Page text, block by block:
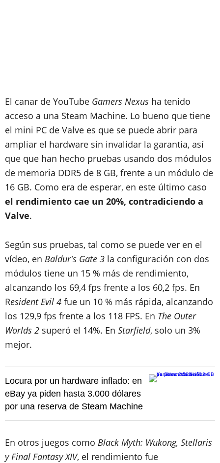
El canar de YouTube Gamers Nexus ha tenido
acceso a una Steam Machine. Lo bueno que tiene
el mini PC de Valve es que se puede abrir para
ampliar el hardware sin invalidar la garantía, así
que que han hecho pruebas usando dos módulos
de memoria DDR5 de 8 GB, frente a un módulo de
16 GB. Como era de esperar, en este último caso
el rendimiento cae un 20%, contradiciendo a
Valve.
Según sus pruebas, tal como se puede ver en el
vídeo, en Baldur's Gate 3 la configuración con dos
módulos tiene un 15 % más de rendimiento,
alcanzando los 69,4 fps frente a los 60,2 fps. En
Resident Evil 4 fue un 10 % más rápida, alcanzando
los 129,9 fps frente a los 118 FPS. En The Outer
Worlds 2 superó el 14%. En Starfield, solo un 3%
mejor.
Locura por un hardware inflado: en
eBay ya piden hasta 3.000 dólares
por una reserva de Steam Machine
En otros juegos como Black Myth: Wukong, Stellaris
y Final Fantasy XIV, el rendimiento fue